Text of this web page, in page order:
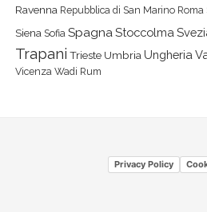
Ravenna Repubblica di San Marino Roma
Siena Sofia SpagnaStoccolma
Trapani Trieste Umbria Ungheria
Vicenza Wadi Rum
Privacy Policy